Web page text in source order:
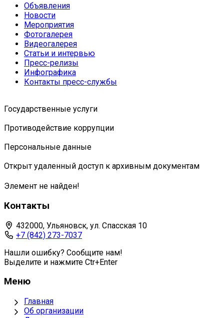
Объявления
Новости
Мероприятия
Фотогалерея
Видеогалерея
Статьи и интервью
Пресс-релизы
Инфографика
Контакты пресс-службы
Государственные услуги
Противодействие коррупции
Персональные данные
Открыт удаленный доступ к архивным документам
Элемент не найден!
Контакты
432000, Ульяновск, ул. Спасская 10
+7 (842) 273-7037
Нашли ошибку? Сообщите нам!
Выделите и нажмите Ctr+Enter
Меню
Главная
Об организации